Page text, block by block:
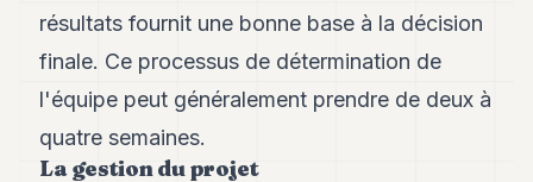
résultats fournit une bonne base à la décision
finale. Ce processus de détermination de
l'équipe peut généralement prendre de deux à
quatre semaines.
La gestion du projet